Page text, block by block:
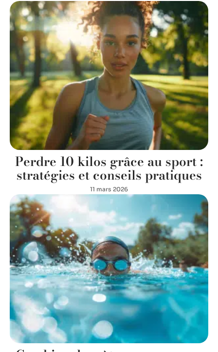
Perdre 10 kilos grâce au sport :
stratégies et conseils pratiques
11 mars 2026